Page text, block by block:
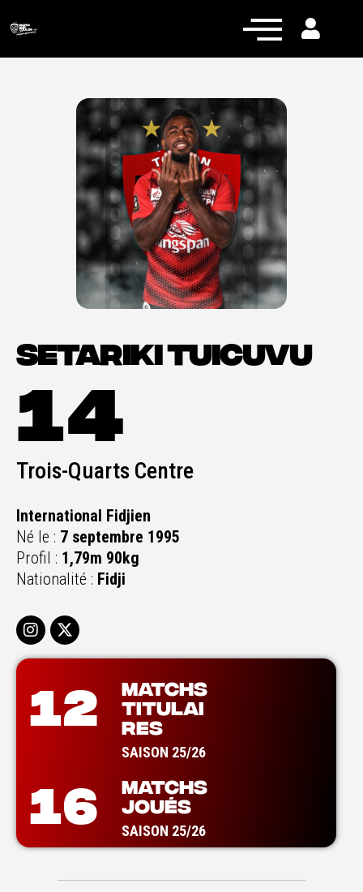
Actualités
Équipe pro
Nos équipes
Fan Zone
RCT Engagé
SETARIKI TUICUVU
14
Trois-Quarts Centre
International Fidjien
Né le : 7 septembre 1995
Profil : 1,79m 90kg
Nationalité : Fidji
MATCHS
JOUÉS
SAISON 25/26
16
MATCHS
TITULAI
RES
SAISON 25/26
12